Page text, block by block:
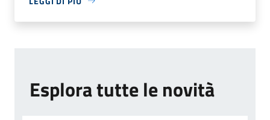
Esplora tutte le novità